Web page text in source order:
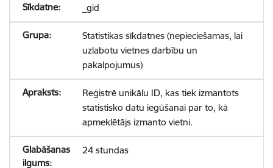
_gid
Statistikas sīkdatnes (nepieciešamas, lai
uzlabotu vietnes darbību un
pakalpojumus)
Reģistrē unikālu ID, kas tiek izmantots
statistisko datu iegūšanai par to, kā
apmeklētājs izmanto vietni.
24 stundas